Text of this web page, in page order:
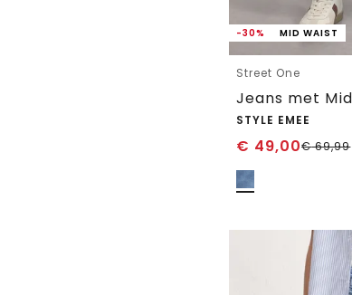
-30% MID WAIST
Street One
STYLE EMEE
€ 49,00€69,99